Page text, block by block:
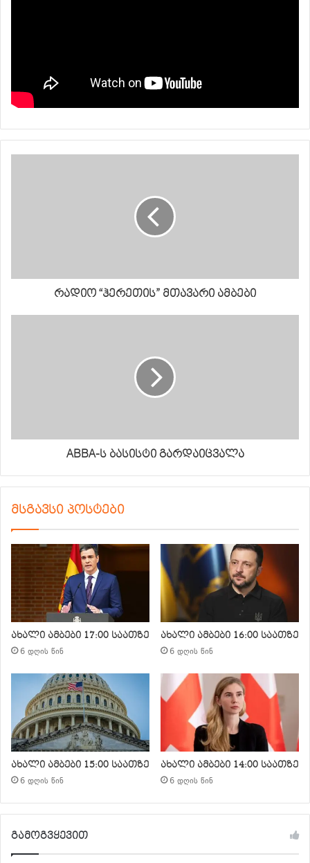
რადიო “ჰერეთის” მთავარი ამბები
ABBA-ს ბასისტი გარდაიცვალა
მსგავსი პოსტები
ახალი ამბები 17:00 საათზე
6 დღის წინ
ახალი ამბები 16:00 საათზე
6 დღის წინ
ახალი ამბები 15:00 საათზე
6 დღის წინ
ახალი ამბები 14:00 საათზე
6 დღის წინ
გამოგვყევით